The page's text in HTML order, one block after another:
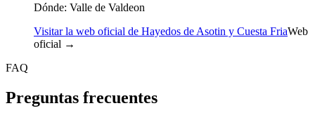
Dónde: Valle de Valdeon
Visitar la web oficial de Hayedos de Asotin y Cuesta FriaWeb
oficial →
FAQ
Preguntas frecuentes